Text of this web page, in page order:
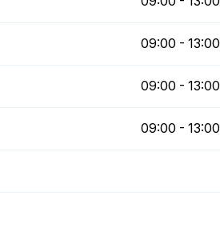
09:00 - 13:00
09:00 - 13:00
09:00 - 13:00